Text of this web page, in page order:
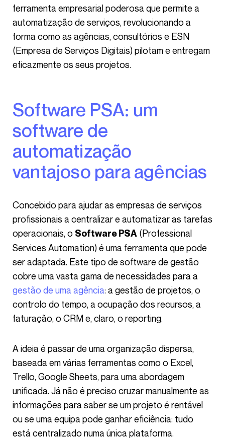
ferramenta empresarial poderosa que permite a
automatização de serviços, revolucionando a
forma como as agências, consultórios e ESN
(Empresa de Serviços Digitais) pilotam e entregam
eficazmente os seus projetos.
Software PSA: um
software de
automatização
vantajoso para agências
Concebido para ajudar as empresas de serviços
profissionais a centralizar e automatizar as tarefas
operacionais, o Software PSA (Professional
Services Automation) é uma ferramenta que pode
ser adaptada. Este tipo de software de gestão
cobre uma vasta gama de necessidades para a
gestão de uma agência: a gestão de projetos, o
controlo do tempo, a ocupação dos recursos, a
faturação, o CRM e, claro, o reporting.
A ideia é passar de uma organização dispersa,
baseada em várias ferramentas como o Excel,
Trello, Google Sheets, para uma abordagem
unificada. Já não é preciso cruzar manualmente as
informações para saber se um projeto é rentável
ou se uma equipa pode ganhar eficiência: tudo
está centralizado numa única plataforma.